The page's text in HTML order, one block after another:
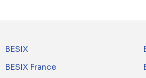
BESIX
BESIX France